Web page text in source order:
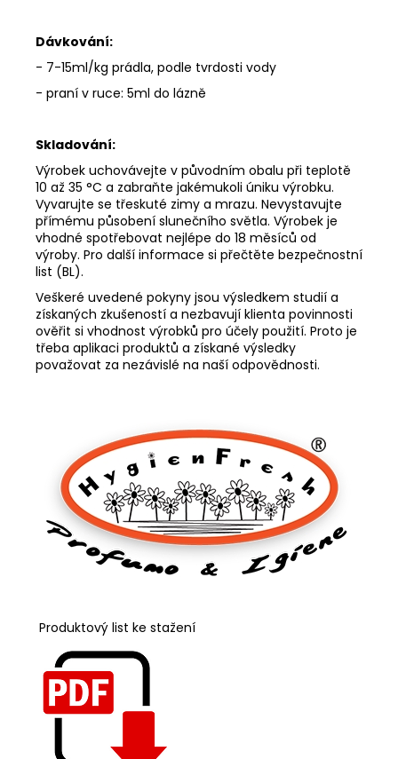
Dávkování:
- 7-15ml/kg prádla, podle tvrdosti vody
- praní v ruce: 5ml do lázně
Skladování:
Výrobek uchovávejte v původním obalu při teplotě
10 až 35 °C a zabraňte jakémukoli úniku výrobku.
Vyvarujte se třeskuté zimy a mrazu. Nevystavujte
přímému působení slunečního světla. Výrobek je
vhodné spotřebovat nejlépe do 18 měsíců od
výroby. Pro další informace si přečtěte bezpečnostní
list (BL).
Veškeré uvedené pokyny jsou výsledkem studií a
získaných zkušeností a nezbavují klienta povinnosti
ověřit si vhodnost výrobků pro účely použití. Proto je
třeba aplikaci produktů a získané výsledky
považovat za nezávislé na naší odpovědnosti.
Produktový list ke stažení